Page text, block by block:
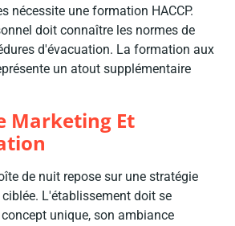
nécessite une formation HACCP.
doit connaître les normes de
d'évacuation. La formation aux
un atout supplémentaire
Marketing Et
de nuit repose sur une stratégie
L'établissement doit se
unique, son ambiance